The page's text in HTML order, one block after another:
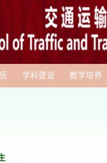
学科建设 教学培养